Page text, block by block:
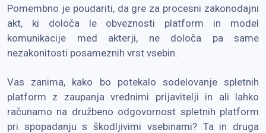
Pomembno je poudariti, da gre za procesni zakonodajni
akt, ki določa le obveznosti platform in model
komunikacije med akterji, ne določa pa same
nezakonitosti posameznih vrst vsebin.
Vas zanima, kako bo potekalo sodelovanje spletnih
platform z zaupanja vrednimi prijavitelji in ali lahko
računamo na družbeno odgovornost spletnih platform
pri spopadanju s škodljivimi vsebinami? Ta in druga